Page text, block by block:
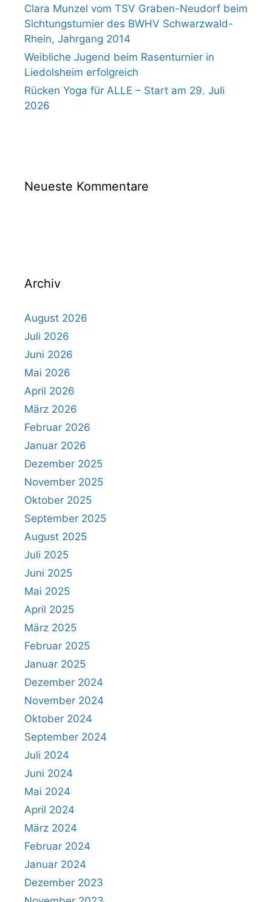
Verein
werden
Download
Login
Clara Munzel vom TSV Graben-Neudorf beim
Sichtungsturnier des BWHV Schwarzwald-
Rhein, Jahrgang 2014
Weibliche Jugend beim Rasenturnier in
Liedolsheim erfolgreich
Rücken Yoga für ALLE – Start am 29. Juli
2026
Neueste Kommentare
Archiv
August 2026
Juli 2026
Juni 2026
Mai 2026
April 2026
März 2026
Februar 2026
Januar 2026
Dezember 2025
November 2025
Oktober 2025
September 2025
August 2025
Juli 2025
Juni 2025
Mai 2025
April 2025
März 2025
Februar 2025
Januar 2025
Dezember 2024
November 2024
Oktober 2024
September 2024
Juli 2024
Juni 2024
Mai 2024
April 2024
März 2024
Februar 2024
Januar 2024
Dezember 2023